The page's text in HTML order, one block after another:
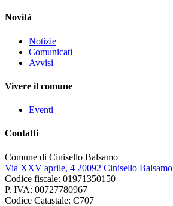
Novità
Notizie
Comunicati
Avvisi
Vivere il comune
Eventi
Contatti
Comune di Cinisello Balsamo
Via XXV aprile, 4 20092 Cinisello Balsamo
Codice fiscale: 01971350150
P. IVA: 00727780967
Codice Catastale: C707